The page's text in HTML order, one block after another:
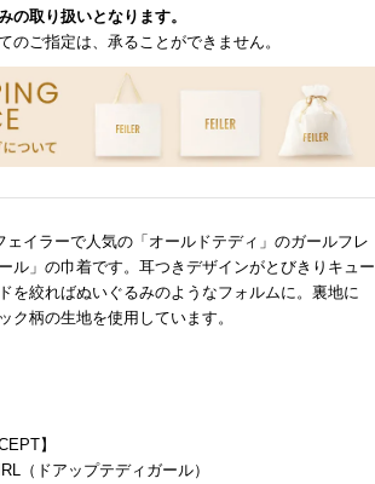
の取り扱いとなります。
のご指定は、承ることができません。
ェイラーで人気の「オールドテディ」のガールフレ
ル」の巾着です。耳つきデザインがとびきりキュー
を絞ればぬいぐるみのようなフォルムに。裏地に
ク柄の生地を使用しています。
】
（ドアップテディガール）